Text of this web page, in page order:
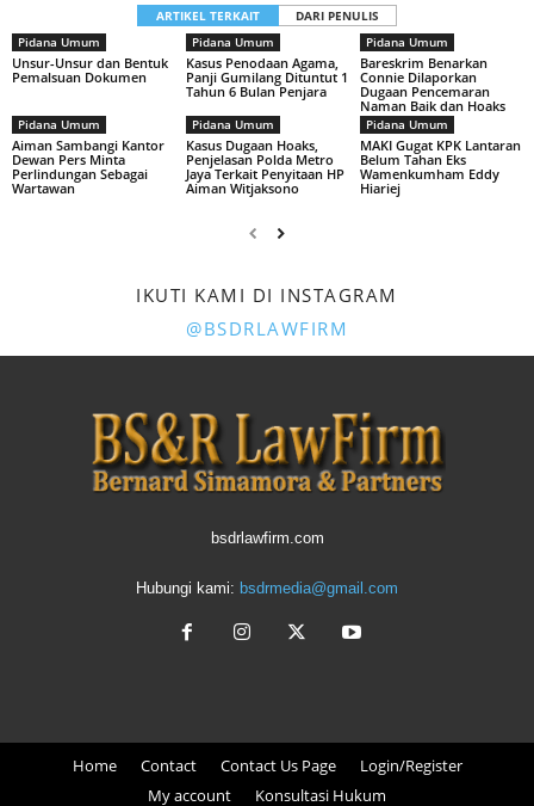
ARTIKEL TERKAIT
DARI PENULIS
Pidana Umum
Unsur-Unsur dan Bentuk
Pemalsuan Dokumen
Pidana Umum
Kasus Penodaan Agama,
Panji Gumilang Dituntut 1
Tahun 6 Bulan Penjara
Pidana Umum
Bareskrim Benarkan
Connie Dilaporkan
Dugaan Pencemaran
Naman Baik dan Hoaks
Pidana Umum
Aiman Sambangi Kantor
Dewan Pers Minta
Perlindungan Sebagai
Wartawan
Pidana Umum
Kasus Dugaan Hoaks,
Penjelasan Polda Metro
Jaya Terkait Penyitaan HP
Aiman Witjaksono
Pidana Umum
MAKI Gugat KPK Lantaran
Belum Tahan Eks
Wamenkumham Eddy
Hiariej
IKUTI KAMI DI INSTAGRAM
@BSDRLAWFIRM
bsdrlawfirm.com
Hubungi kami: bsdrmedia@gmail.com
Home Contact Contact Us Page
Login/Register
My account
Konsultasi Hukum